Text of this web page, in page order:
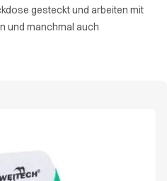
gesteckt und arbeiten mit
und manchmal auch